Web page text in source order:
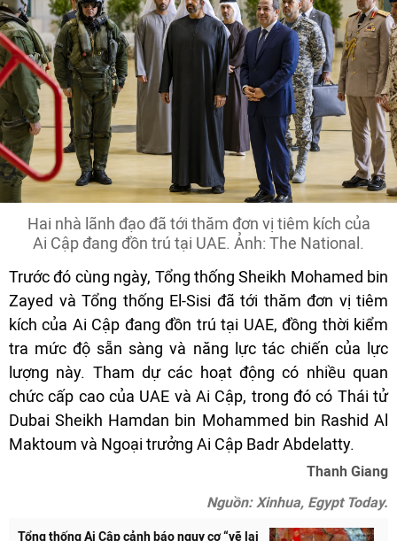
Hai nhà lãnh đạo đã tới thăm đơn vị tiêm kích của
Ai Cập đang đồn trú tại UAE. Ảnh: The National.
Trước đó cùng ngày, Tổng thống Sheikh Mohamed bin
Zayed và Tổng thống El-Sisi đã tới thăm đơn vị tiêm
kích của Ai Cập đang đồn trú tại UAE, đồng thời kiểm
tra mức độ sẵn sàng và năng lực tác chiến của lực
lượng này. Tham dự các hoạt động có nhiều quan
chức cấp cao của UAE và Ai Cập, trong đó có Thái tử
Dubai Sheikh Hamdan bin Mohammed bin Rashid Al
Maktoum và Ngoại trưởng Ai Cập Badr Abdelatty.
Thanh Giang
Nguồn: Xinhua, Egypt Today.
Tổng thống Ai Cập cảnh báo nguy cơ “vẽ lại